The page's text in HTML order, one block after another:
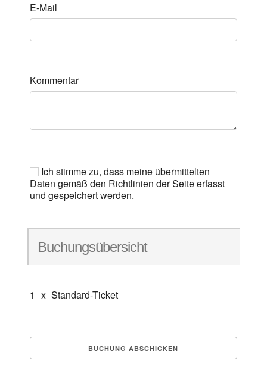
E-Mail
Kommentar
Ich stimme zu, dass meine übermittelten
Daten gemäß den Richtlinien der Seite erfasst
und gespeichert werden.
Buchungsübersicht
1 x Standard-Ticket